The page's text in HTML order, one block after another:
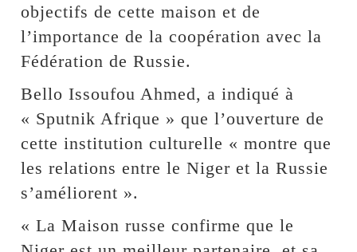
objectifs de cette maison et de
l’importance de la coopération avec la
Fédération de Russie.
Bello Issoufou Ahmed, a indiqué à
« Sputnik Afrique » que l’ouverture de
cette institution culturelle « montre que
les relations entre le Niger et la Russie
s’améliorent ».
« La Maison russe confirme que le